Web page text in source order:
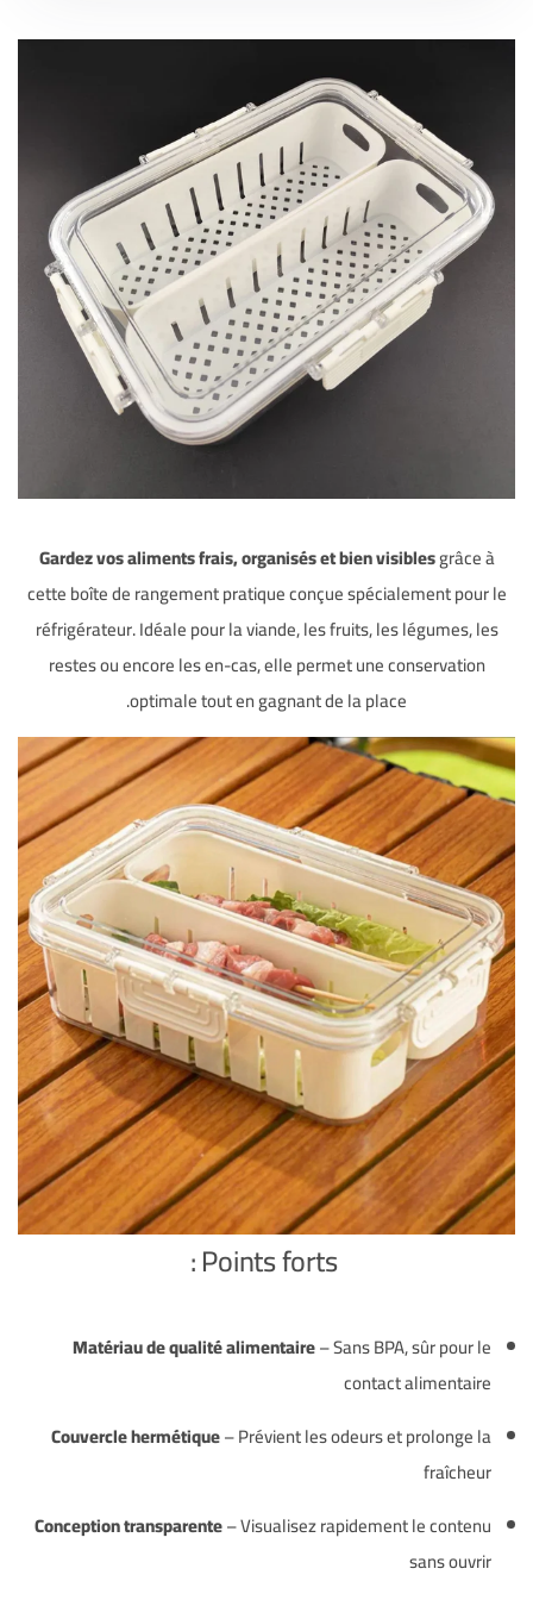
Gardez vos aliments frais, organisés et bien visiblesgrâce à
cette boîte de rangement pratique conçue spécialement pour le
réfrigérateur. Idéale pour la viande, les fruits, les légumes, les
restes ou encore les en-cas, elle permet une conservation
optimale tout en gagnant de la place.
Points forts :
Matériau de qualité alimentaire– Sans BPA, sûr pour le
contact alimentaire
Couvercle hermétique– Prévient les odeurs et prolonge la
fraîcheur
Conception transparente– Visualisez rapidement le contenu
sans ouvrir